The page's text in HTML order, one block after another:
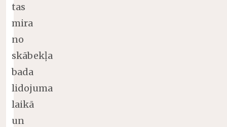
tas
mira
no
skābekļa
bada
lidojuma
laikā
un